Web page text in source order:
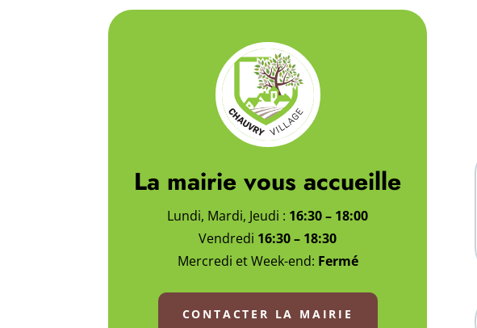
La mairie vous accueille
Lundi, Mardi, Jeudi : 16:30 – 18:00
Vendredi 16:30 – 18:30
Mercredi et Week-end: Fermé
CONTACTER LA MAIRIE